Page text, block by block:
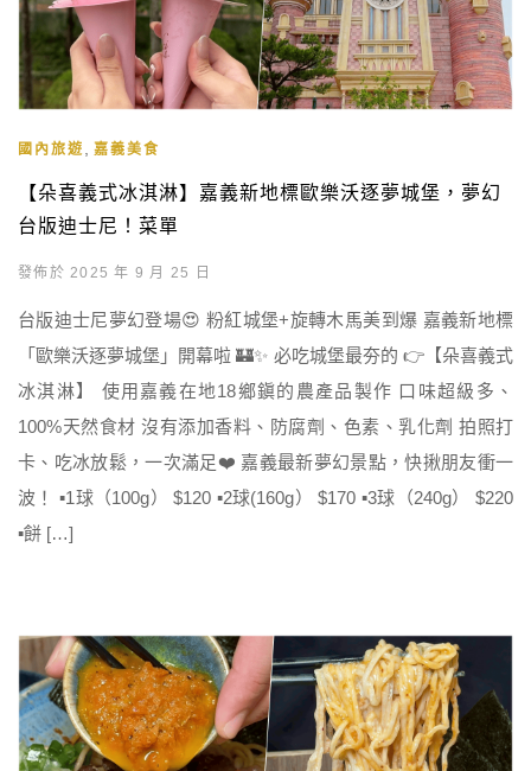
國內旅遊, 嘉義美食
【朵喜義式冰淇淋】嘉義新地標歐樂沃逐夢城堡，夢幻
台版迪士尼！菜單
發佈於 2025 年 9 月 25 日
台版迪士尼夢幻登場😍 粉紅城堡+旋轉木馬美到爆 嘉義新地標
「歐樂沃逐夢城堡」開幕啦 🏰✨ 必吃城堡最夯的 👉【朵喜義式
冰淇淋】 使用嘉義在地18鄉鎭的農產品製作 口味超級多、
100%天然食材 沒有添加香料、防腐劑、色素、乳化劑 拍照打
卡、吃冰放鬆，一次滿足❤️ 嘉義最新夢幻景點，快揪朋友衝一
波！ ▪️1球（100g） $120 ▪️2球(160g） $170 ▪️3球（240g） $220
▪️餅 […]